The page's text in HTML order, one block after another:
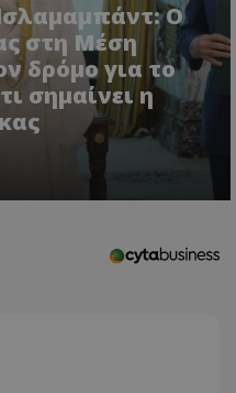
Ο
στη Μέση
δρόμο για το
σημαίνει η